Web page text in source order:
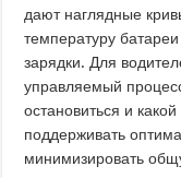
дают наглядные
температуру
зарядки. Для
управляемый
остановиться и
поддерживать
минимизировать